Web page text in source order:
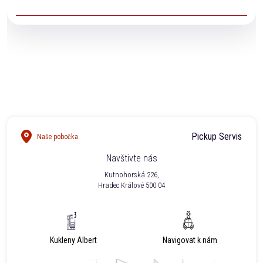
Naše pobočka
Pickup Servis
Navštivte nás
Kutnohorská 226,
Hradec Králové 500 04
Kukleny Albert Navigovat k nám